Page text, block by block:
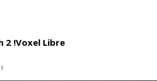
2 !Voxel Libre